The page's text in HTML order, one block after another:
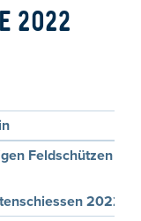
2022
Feldschützen
2022